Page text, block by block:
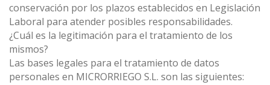
conservación por los plazos establecidos en Legislación
Laboral para atender posibles responsabilidades.
¿Cuál es la legitimación para el tratamiento de los
mismos?
Las bases legales para el tratamiento de datos
personales en MICRORRIEGO S.L. son las siguientes: